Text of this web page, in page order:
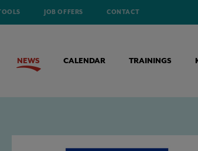
JOB OFFERS CONTACT
NEWS CALENDAR TRAININGS
INDUSTRIE